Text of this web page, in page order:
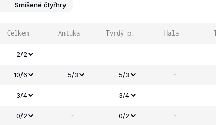
Smíšené čtyřhry
Celkem Antuka Tvrdý p. Hala
2/2 - - -
10/6 5/3 5/3 -
3/4 - 3/4 -
0/2 - 0/2 -